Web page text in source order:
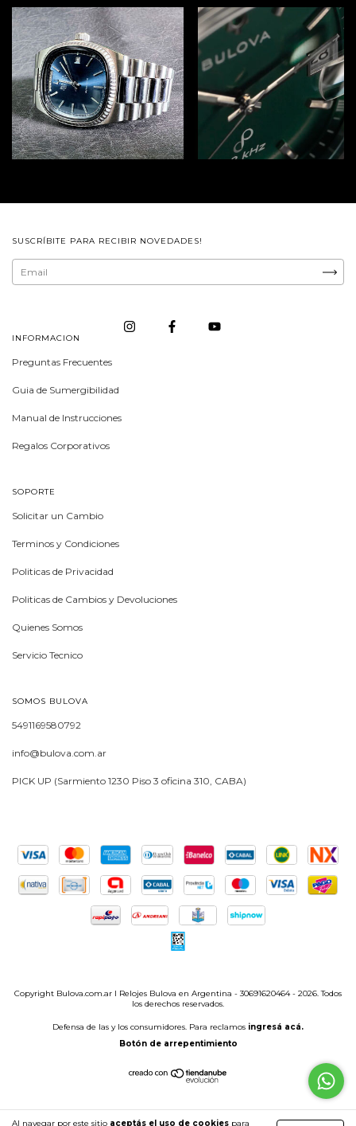
Al navegar por este sitio aceptás el uso de cookies para
SUSCRÍBITE PARA RECIBIR NOVEDADES!
INFORMACION
Preguntas Frecuentes
Guia de Sumergibilidad
Manual de Instrucciones
Regalos Corporativos
SOPORTE
Solicitar un Cambio
Terminos y Condiciones
Politicas de Privacidad
Politicas de Cambios y Devoluciones
Quienes Somos
Servicio Tecnico
SOMOS BULOVA
5491169580792
info@bulova.com.ar
PICK UP (Sarmiento 1230 Piso 3 oficina 310, CABA)
Copyright Bulova.com.ar I Relojes Bulova en Argentina - 30691620464 - 2026. Todos
los derechos reservados.
Defensa de las y los consumidores. Para reclamos ingresá acá.
Botón de arrepentimiento